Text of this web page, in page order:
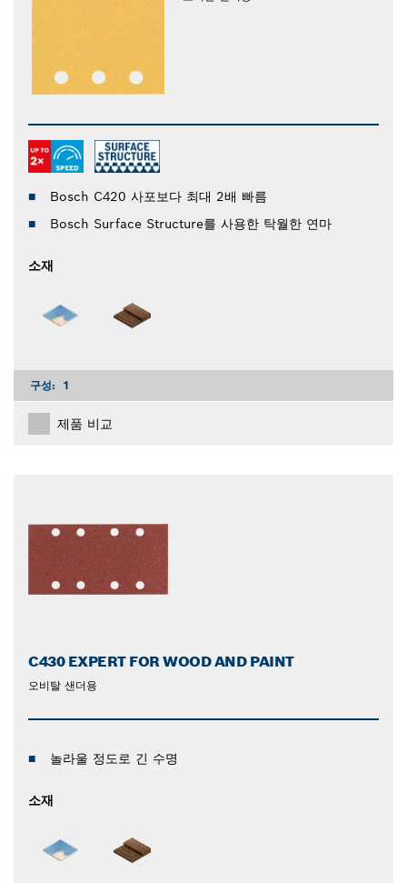
Bosch C420 사포보다 최대 2배 빠름
Bosch Surface Structure를 사용한 탁월한 연마
소재
구성: 1
제품 비교
C430 EXPERT FOR WOOD AND PAINT
오비탈 샌더용
놀라울 정도로 긴 수명
소재